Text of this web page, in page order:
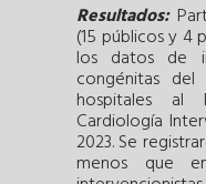
Resultados:
(15 públicos y 4
los datos de
congénitas
hospitales al
Cardiología
2023. Se
menos que